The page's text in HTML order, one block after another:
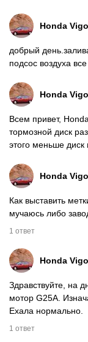
Honda
добрый
подсос воздуха
Honda
Всем привет,
тормозной диск
этого меньше диск
Honda
Как выставить
мучаюсь либо
1 ответ
Honda
Здравствуйте, на
мотор G25A.
Ехала нормально.
1 ответ